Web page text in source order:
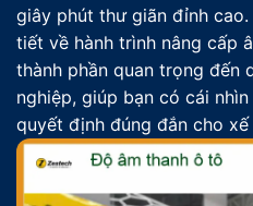
giây phút thư giãn đỉnh
tiết về hành trình nâng cấp
thành phần quan trọng đến
nghiệp, giúp bạn có cái
quyết định đúng đắn cho xế